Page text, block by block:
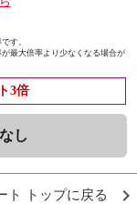
す。
最大倍率より少なくなる場合が
3倍
し
ト トップに戻る